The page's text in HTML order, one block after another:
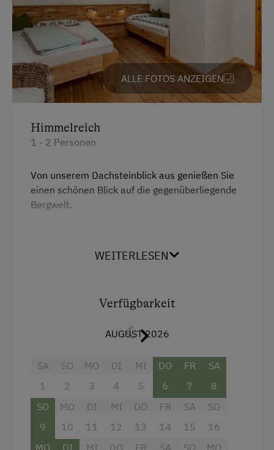
Sommerrodelbahn
Squash
Tanzabend
Tennishalle
Tennisplatz
Wandern
Wanderreiten
Wassersport
Winterritte
Wellnessangebote
Bachblütentherapie
Seminarraum
ALLE FOTOS ANZEIGEN
Himmelreich
1 - 2 Personen
Von unserem Dachsteinblick aus genießen Sie
einen schönen Blick auf die gegenüberliegende
Bergwelt.
Kühlschrank
Haupthaus
Doppelbett
WEITERLESEN
Verfügbarkeit
AUGUST 2026
SA
1
SO
2
MO
3
DI
4
MI
5
DO
6
FR
7
SA
8
SO
9
MO
10
DI
11
MI
12
DO
13
FR
14
SA
15
SO
16
MO
DI
MI
DO
FR
SA
SO
MO